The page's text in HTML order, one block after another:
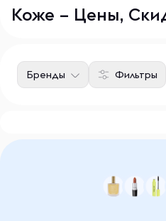
Коже – Цены,
Фильтры
Бренды